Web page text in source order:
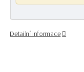
Detailní informace